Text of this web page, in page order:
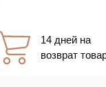
14 дней на
возврат